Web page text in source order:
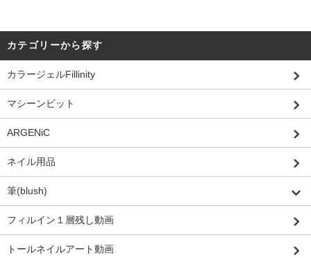
カテゴリーから探す
カラージェルFillinity
マシーンビット
ARGENiC
ネイル用品
筆(blush)
フィルイン１層残し動画
トールネイルアート動画